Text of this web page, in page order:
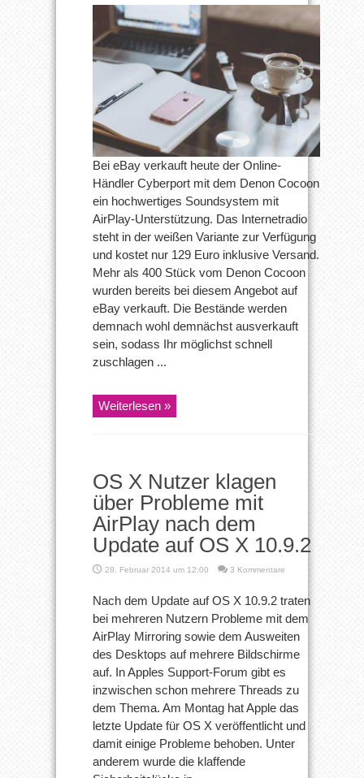
Bei eBay verkauft heute der Online-
Händler Cyberport mit dem Denon Cocoon
ein hochwertiges Soundsystem mit
AirPlay-Unterstützung. Das Internetradio
steht in der weißen Variante zur Verfügung
und kostet nur 129 Euro inklusive Versand.
Mehr als 400 Stück vom Denon Cocoon
wurden bereits bei diesem Angebot auf
eBay verkauft. Die Bestände werden
demnach wohl demnächst ausverkauft
sein, sodass Ihr möglichst schnell
zuschlagen ...
Weiterlesen »
OS X Nutzer klagen
über Probleme mit
AirPlay nach dem
Update auf OS X 10.9.2
28. Februar 2014 um 12:00 3 Kommentare
Nach dem Update auf OS X 10.9.2 traten
bei mehreren Nutzern Probleme mit dem
AirPlay Mirroring sowie dem Ausweiten
des Desktops auf mehrere Bildschirme
auf. In Apples Support-Forum gibt es
inzwischen schon mehrere Threads zu
dem Thema. Am Montag hat Apple das
letzte Update für OS X veröffentlicht und
damit einige Probleme behoben. Unter
anderem wurde die klaffende